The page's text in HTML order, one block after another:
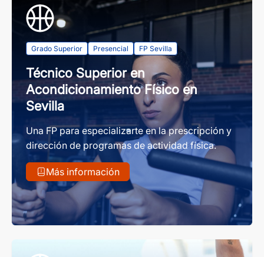
Grado Superior Presencial FP Sevilla
Técnico Superior en
Acondicionamiento Físico en
Sevilla
Una FP para especializarte en la prescripción y
dirección de programas de actividad física.
Más información